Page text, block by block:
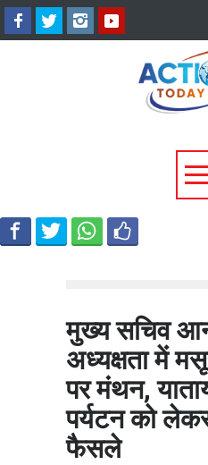
उत्तराखंड में बारिश का
यमुनोत्री और बदरीनाथ
भूस्खलन, कई मार्ग बंद;
मुख्य सचिव
अध्यक्षता में
पर मंथन,
पर्यटन को
फैसले